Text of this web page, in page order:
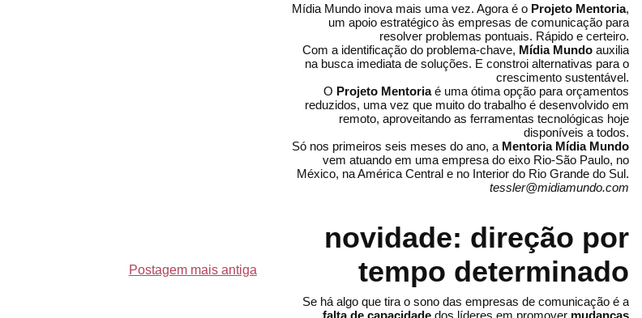
Postagem mais antiga
Mídia Mundo inova mais uma vez. Agora é o Projeto Mentoria,
um apoio estratégico às empresas de comunicação para
resolver problemas pontuais. Rápido e certeiro.
Com a identificação do problema-chave, Mídia Mundo auxilia
na busca imediata de soluções. E constroi alternativas para o
crescimento sustentável.
O Projeto Mentoriaé uma ótima opção para orçamentos
reduzidos, uma vez que muito do trabalho é desenvolvido em
remoto, aproveitando as ferramentas tecnológicas hoje
disponíveis a todos.
Só nos primeiros seis meses do ano, a Mentoria Mídia Mundo
vem atuando em uma empresa do eixo Rio-São Paulo, no
México, na América Central e no Interior do Rio Grande do Sul.
tessler@midiamundo.com
novidade: direção por
tempo determinado
Se há algo que tira o sono das empresas de comunicação é a